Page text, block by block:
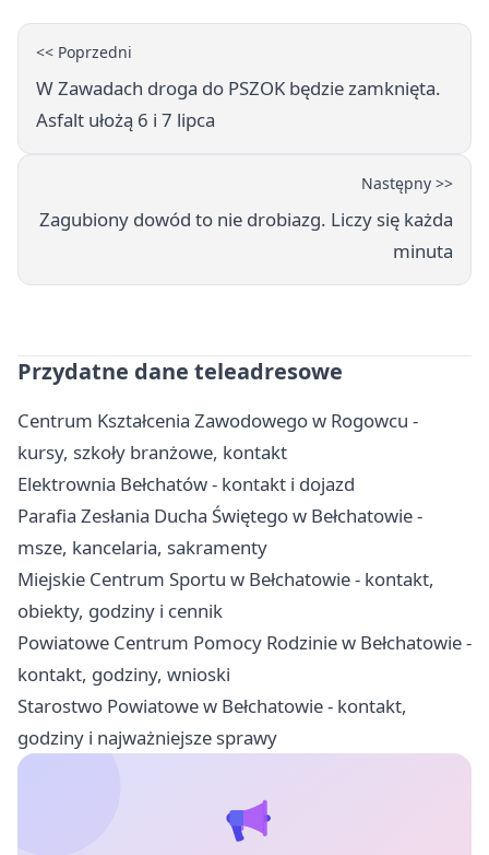
<< Poprzedni
W Zawadach droga do PSZOK będzie zamknięta.
Asfalt ułożą 6 i 7 lipca
Następny >>
Zagubiony dowód to nie drobiazg. Liczy się każda
minuta
Przydatne dane teleadresowe
Centrum Kształcenia Zawodowego w Rogowcu -
kursy, szkoły branżowe, kontakt
Elektrownia Bełchatów - kontakt i dojazd
Parafia Zesłania Ducha Świętego w Bełchatowie -
msze, kancelaria, sakramenty
Miejskie Centrum Sportu w Bełchatowie - kontakt,
obiekty, godziny i cennik
Powiatowe Centrum Pomocy Rodzinie w Bełchatowie -
kontakt, godziny, wnioski
Starostwo Powiatowe w Bełchatowie - kontakt,
godziny i najważniejsze sprawy